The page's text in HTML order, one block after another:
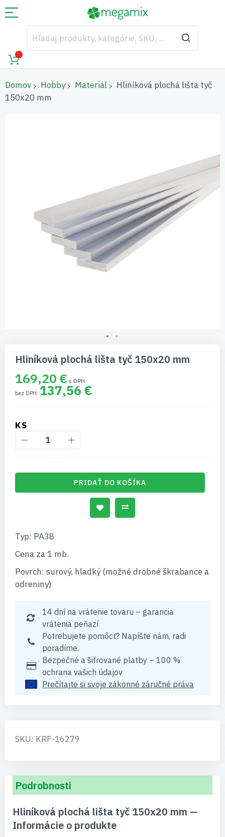
Domov Hobby Materiál
Hliníková plochá lišta tyč
150x20 mm
začiatok
galérie
obrázkov
Hliníková plochá lišta tyč 150x20 mm
169,20 €
137,56 €
KS
PRIDAŤ DO KOŠÍKA
Typ: PA38
Cena za 1 mb.
Povrch: surový, hladký (možné drobné škrabance a
odreniny)
14 dní na vrátenie tovaru – garancia
vrátenia peňazí
Potrebujete pomôcť? Napíšte nám, radi
poradíme.
Bezpečné a šifrované platby – 100 %
ochrana vašich údajov
Prečítajte si svoje zákonné záručné práva
SKU: KRF-16279
Podrobnosti
Hliníková plochá lišta tyč 150x20 mm —
Informácie o produkte